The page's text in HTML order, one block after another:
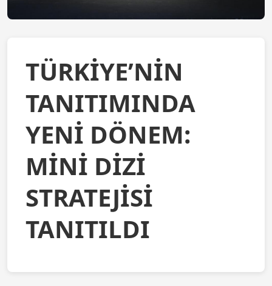
TÜRKİYE’NİN
TANITIMINDA
YENİ DÖNEM:
MİNİ DİZİ
STRATEJİSİ
TANITILDI